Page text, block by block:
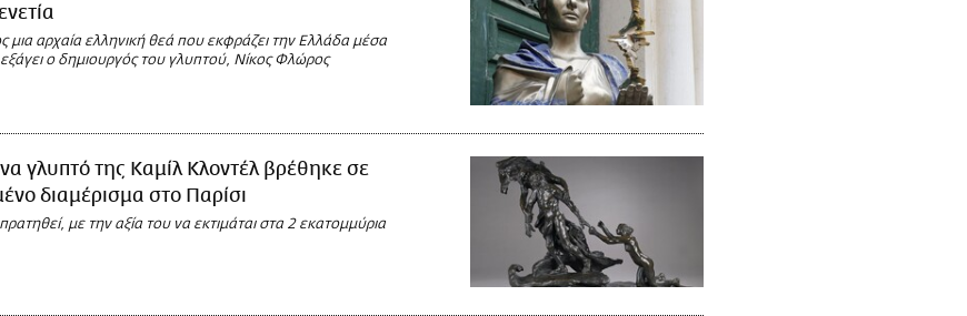
μια αρχαία ελληνική θεά που εκφράζει την Ελλάδα μέσα
ο δημιουργός του γλυπτού, Νίκος Φλώρος
γλυπτό της Καμίλ Κλοντέλ βρέθηκε σε
διαμέρισμα στο Παρίσι
με την αξία του να εκτιμάται στα 2 εκατομμύρια